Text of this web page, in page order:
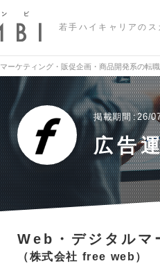
若手ハイキャリアのス
マーケティング・販促企画・商品開発系の転職
掲載期間 26/
広告
Web・デジタルマ
株式会社 free web